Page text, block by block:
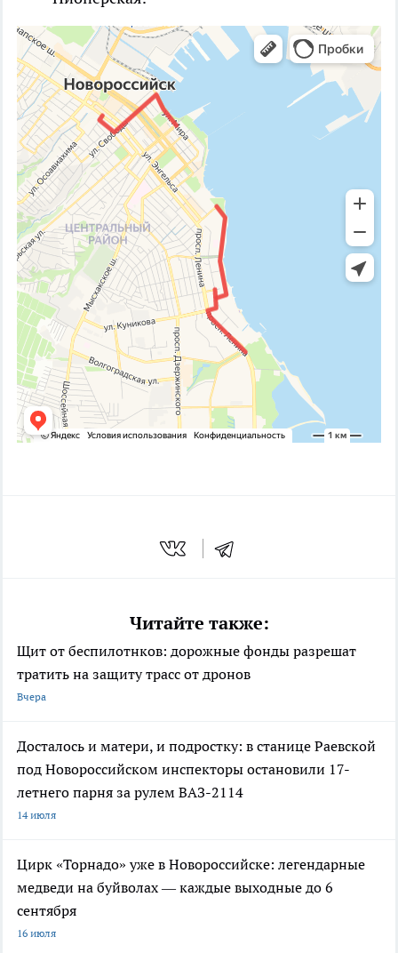
Читайте также:
Щит от беспилотнков: дорожные фонды разрешат
тратить на защиту трасс от дронов
Вчера
Досталось и матери, и подростку: в станице Раевской
под Новороссийском инспекторы остановили 17-
летнего парня за рулем ВАЗ-2114
14 июля
Цирк «Торнадо» уже в Новороссийске: легендарные
медведи на буйволах — каждые выходные до 6
сентября
16 июля